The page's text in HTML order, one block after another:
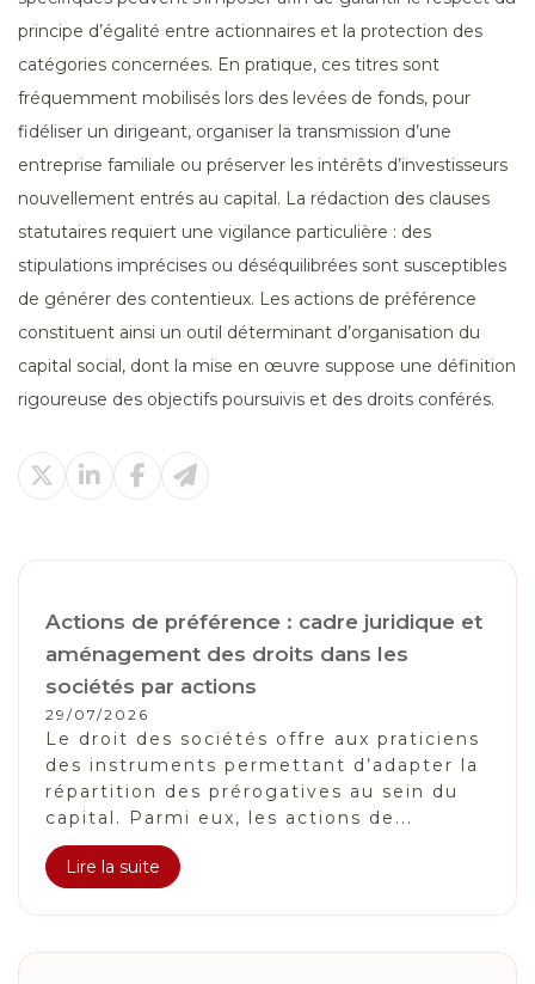
principe d’égalité entre actionnaires et la protection des
catégories concernées. En pratique, ces titres sont
fréquemment mobilisés lors des levées de fonds, pour
fidéliser un dirigeant, organiser la transmission d’une
entreprise familiale ou préserver les intérêts d’investisseurs
nouvellement entrés au capital. La rédaction des clauses
statutaires requiert une vigilance particulière : des
stipulations imprécises ou déséquilibrées sont susceptibles
de générer des contentieux. Les actions de préférence
constituent ainsi un outil déterminant d’organisation du
capital social, dont la mise en œuvre suppose une définition
rigoureuse des objectifs poursuivis et des droits conférés.
Actions de préférence : cadre juridique et
aménagement des droits dans les
sociétés par actions
29/07/2026
Le droit des sociétés offre aux praticiens
des instruments permettant d’adapter la
répartition des prérogatives au sein du
capital. Parmi eux, les actions de...
Lire la suite